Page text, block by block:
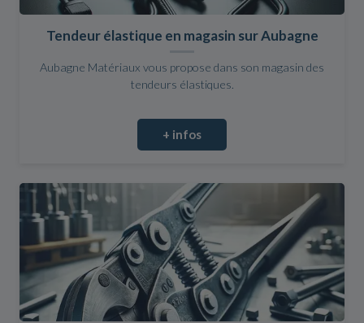
Tendeur élastique en magasin sur Aubagne
Aubagne Matériaux vous propose dans son magasin des
tendeurs élastiques.
+ infos